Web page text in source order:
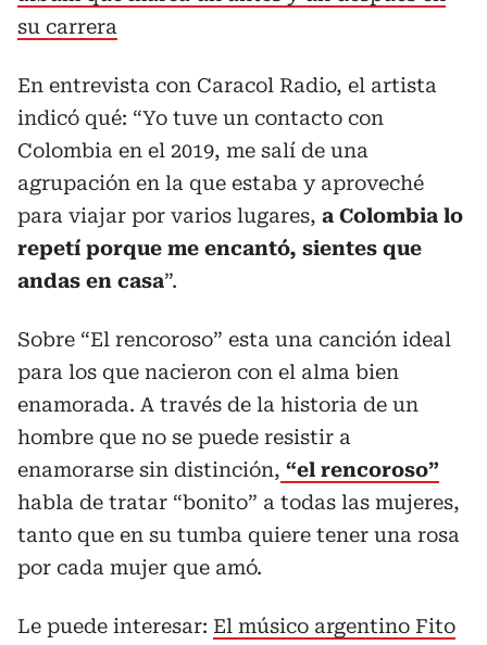
su carrera
En entrevista con Caracol Radio, el artista
indicó qué: “Yo tuve un contacto con
Colombia en el 2019, me salí de una
agrupación en la que estaba y aproveché
para viajar por varios lugares, a Colombia lo
repetí porque me encantó, sientes que
andas en casa”.
Sobre “El rencoroso” esta una canción ideal
para los que nacieron con el alma bien
enamorada. A través de la historia de un
hombre que no se puede resistir a
enamorarse sin distinción, “el rencoroso”
habla de tratar “bonito” a todas las mujeres,
tanto que en su tumba quiere tener una rosa
por cada mujer que amó.
Le puede interesar: El músico argentino Fito